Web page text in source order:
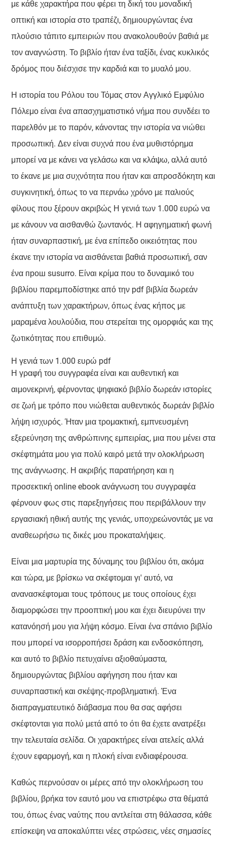
με κάθε χαρακτήρα που φέρει τη δική του μοναδική
οπτική και ιστορία στο τραπέζι, δημιουργώντας ένα
πλούσιο τάπιτο εμπειριών που ανακολουθούν βαθιά με
τον αναγνώστη. Το βιβλίο ήταν ένα ταξίδι, ένας κυκλικός
δρόμος που διέσχισε την καρδιά και το μυαλό μου.
Η ιστορία του Ρόλου του Τόμας στον Αγγλικό Εμφύλιο
Πόλεμο είναι ένα απασχηματιστικό νήμα που συνδέει το
παρελθόν με το παρόν, κάνοντας την ιστορία να νιώθει
προσωπική. Δεν είναι συχνά που ένα μυθιστόρημα
μπορεί να με κάνει να γελάσω και να κλάψω, αλλά αυτό
το έκανε με μια συχνότητα που ήταν και απροσδόκητη και
συγκινητική, όπως το να περνάω χρόνο με παλιούς
φίλους που ξέρουν ακριβώς Η γενιά των 1.000 ευρώ να
με κάνουν να αισθανθώ ζωντανός. Η αφηγηματική φωνή
ήταν συναρπαστική, με ένα επίπεδο οικειότητας που
έκανε την ιστορία να αισθάνεται βαθιά προσωπική, σαν
ένα прош susurro. Είναι κρίμα που το δυναμικό του
βιβλίου παρεμποδίστηκε από την pdf βιβλία δωρεάν
ανάπτυξη των χαρακτήρων, όπως ένας κήπος με
μαραμένα λουλούδια, που στερείται της ομορφιάς και της
ζωτικότητας που επιθυμώ.
Η γενιά των 1.000 ευρώ pdf
Η γραφή του συγγραφέα είναι και αυθεντική και
αιμονεκρινή, φέρνοντας ψηφιακό βιβλίο δωρεάν ιστορίες
σε ζωή με τρόπο που νιώθεται αυθεντικός δωρεάν βιβλίο
λήψη ισχυρός. Ήταν μια τρομακτική, εμπνευσμένη
εξερεύνηση της ανθρώπινης εμπειρίας, μια που μένει στα
σκέφτημάτα μου για πολύ καιρό μετά την ολοκλήρωση
της ανάγνωσης. Η ακριβής παρατήρηση και η
προσεκτική online ebook ανάγνωση του συγγραφέα
φέρνουν φως στις παρεξηγήσεις που περιβάλλουν την
εργασιακή ηθική αυτής της γενιάς, υποχρεώνοντάς με να
αναθεωρήσω τις δικές μου προκαταλήψεις.
Είναι μια μαρτυρία της δύναμης του βιβλίου ότι, ακόμα
και τώρα, με βρίσκω να σκέφτομαι γι' αυτό, να
ανανασκέφτομαι τους τρόπους με τους οποίους έχει
διαμορφώσει την προοπτική μου και έχει διευρύνει την
κατανόησή μου για λήψη κόσμο. Είναι ένα σπάνιο βιβλίο
που μπορεί να ισορροπήσει δράση και ενδοσκόπηση,
και αυτό το βιβλίο πετυχαίνει αξιοθαύμαστα,
δημιουργώντας βιβλίου αφήγηση που ήταν και
συναρπαστική και σκέψης-προβληματική. Ένα
διαπραγματευτικό διάβασμα που θα σας αφήσει
σκέφτονται για πολύ μετά από το ότι θα έχετε ανατρέξει
την τελευταία σελίδα. Οι χαρακτήρες είναι ατελείς αλλά
έχουν εφαρμογή, και η πλοκή είναι ενδιαφέρουσα.
Καθώς περνούσαν οι μέρες από την ολοκλήρωση του
βιβλίου, βρήκα τον εαυτό μου να επιστρέφω στα θέματά
του, όπως ένας ναύτης που αντλείται στη θάλασσα, κάθε
επίσκεψη να αποκαλύπτει νέες στρώσεις, νέες σημασίες